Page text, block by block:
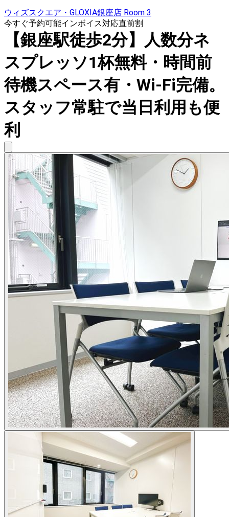
ウィズスクエア・GLOXIA銀座店 Room 3
今すぐ予約可能インボイス対応直前割
【銀座駅徒歩2分】人数分ネ
スプレッソ1杯無料・時間前
待機スペース有・Wi-Fi完備。
スタッフ常駐で当日利用も便
利